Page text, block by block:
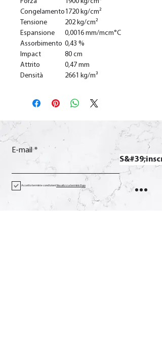
Congelamento 1720 kg/cm²
Tensione
202 kg/cm²
Espansione
0,0016 mm/mcm°C
Assorbimento 0,43 %
Impact
80 cm
Attrito
0,47 mm
Densità
2661 kg/m³
E-mail
Accetto termini e condizioniVisualizza termini d'uso